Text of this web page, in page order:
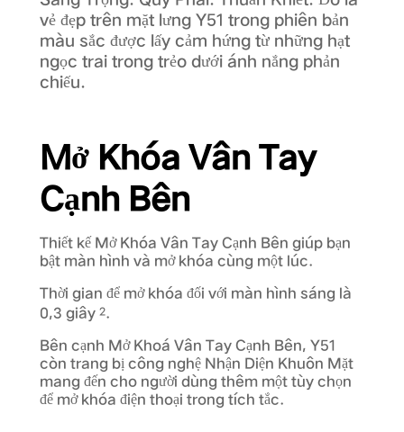
vẻ đẹp trên mặt lưng Y51 trong phiên bản
màu sắc được lấy cảm hứng từ những hạt
ngọc trai trong trẻo dưới ánh nắng phản
chiếu.
Mở Khóa Vân Tay
Cạnh Bên
Thiết kế Mở Khóa Vân Tay Cạnh Bên giúp bạn
bật màn hình và mở khóa cùng một lúc.
Thời gian để mở khóa đối với màn hình sáng là
0,3 giây 2.
Bên cạnh Mở Khoá Vân Tay Cạnh Bên, Y51
còn trang bị công nghệ Nhận Diện Khuôn Mặt
mang đến cho người dùng thêm một tùy chọn
để mở khóa điện thoại trong tích tắc.